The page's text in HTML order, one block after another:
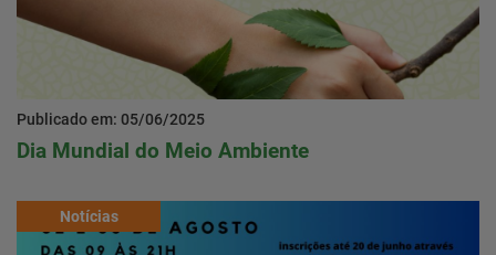
Localização
Baixe o App
Área restrita
Publicado em: 05/06/2025
Dia Mundial do Meio Ambiente
Notícias